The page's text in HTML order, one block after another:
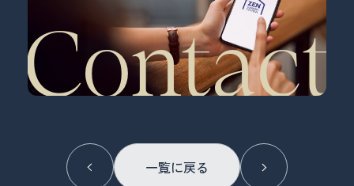
Contact
Prev 一覧に戻る Next